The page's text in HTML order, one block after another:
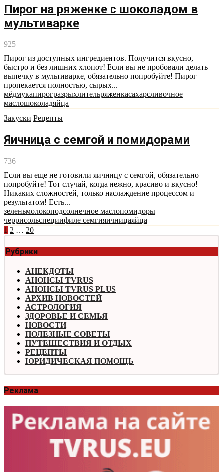
Пирог на ряженке с шоколадом в
мультиварке
925
Пирог из доступных ингредиентов. Получится вкусно,
быстро и без лишних хлопот! Если вы не пробовали делать
выпечку в мультиварке, обязательно попробуйте! Пирог
пропекается полностью, сырых...
мёдмукапирогразрыхлительряженкасахарсливочное
маслошоколадяйца
Закуски Рецепты
Яичница с семгой и помидорами
736
Если вы еще не готовили яичницу с семгой, обязательно
попробуйте! Тот случай, когда нежно, красиво и вкусно!
Никаких сложностей, только наслаждение процессом и
результатом! Есть...
зеленьмолокоподсолнечное маслопомидоры
черрисольспециифиле семгияичницаяйца
Навигация
по
записям
1 2 … 20
Рубрики
АНЕКДОТЫ
АНОНСЫ TVRUS
АНОНСЫ TVRUS PLUS
АРХИВ НОВОСТЕЙ
АСТРОЛОГИЯ
ЗДОРОВЬЕ И СЕМЬЯ
НОВОСТИ
ПОЛЕЗНЫЕ СОВЕТЫ
ПУТЕШЕСТВИЯ И ОТДЫХ
РЕЦЕПТЫ
ЮРИДИЧЕСКАЯ ПОМОЩЬ
Реклама